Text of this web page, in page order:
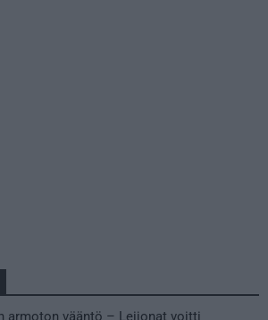
armoton vääntö – Leijonat voitti